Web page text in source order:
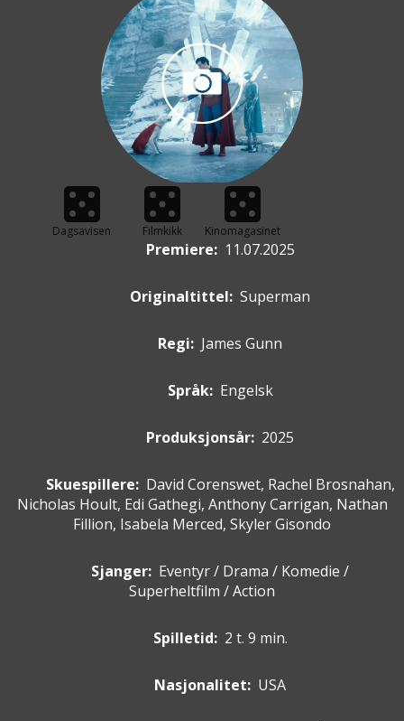
Dagsavisen Filmkikk Kinomagasinet
Premiere: 11.07.2025
Originaltittel: Superman
Regi: James Gunn
Språk: Engelsk
Produksjonsår: 2025
Skuespillere: David Corenswet, Rachel Brosnahan,
Nicholas Hoult, Edi Gathegi, Anthony Carrigan, Nathan
Fillion, Isabela Merced, Skyler Gisondo
Sjanger: Eventyr / Drama / Komedie /
Superheltfilm / Action
Spilletid: 2 t. 9 min.
Nasjonalitet: USA